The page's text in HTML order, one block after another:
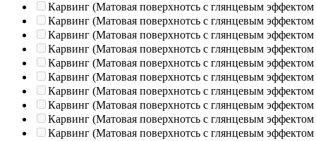
Карвинг (Матовая поверхнотсь с глянцевым эффектом
Карвинг (Матовая поверхнотсь с глянцевым эффектом
Карвинг (Матовая поверхнотсь с глянцевым эффектом
Карвинг (Матовая поверхнотсь с глянцевым эффектом
Карвинг (Матовая поверхнотсь с глянцевым эффектом
Карвинг (Матовая поверхнотсь с глянцевым эффектом
Карвинг (Матовая поверхнотсь с глянцевым эффектом
Карвинг (Матовая поверхнотсь с глянцевым эффектом
Карвинг (Матовая поверхнотсь с глянцевым эффектом
Карвинг (Матовая поверхнотсь с глянцевым эффектом